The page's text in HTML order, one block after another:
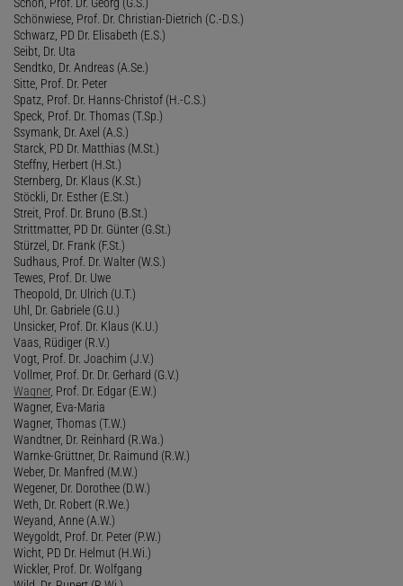
Schönwiese, Prof. Dr. Christian-Dietrich (C.-D.S.)
Schwarz, PD Dr. Elisabeth (E.S.)
Seibt, Dr. Uta
Sendtko, Dr. Andreas (A.Se.)
Sitte, Prof. Dr. Peter
Spatz, Prof. Dr. Hanns-Christof (H.-C.S.)
Speck, Prof. Dr. Thomas (T.Sp.)
Ssymank, Dr. Axel (A.S.)
Starck, PD Dr. Matthias (M.St.)
Steffny, Herbert (H.St.)
Sternberg, Dr. Klaus (K.St.)
Stöckli, Dr. Esther (E.St.)
Streit, Prof. Dr. Bruno (B.St.)
Strittmatter, PD Dr. Günter (G.St.)
Stürzel, Dr. Frank (F.St.)
Sudhaus, Prof. Dr. Walter (W.S.)
Tewes, Prof. Dr. Uwe
Theopold, Dr. Ulrich (U.T.)
Uhl, Dr. Gabriele (G.U.)
Unsicker, Prof. Dr. Klaus (K.U.)
Vaas, Rüdiger (R.V.)
Vogt, Prof. Dr. Joachim (J.V.)
Vollmer, Prof. Dr. Dr. Gerhard (G.V.)
Wagner, Prof. Dr. Edgar (E.W.)
Wagner, Eva-Maria
Wagner, Thomas (T.W.)
Wandtner, Dr. Reinhard (R.Wa.)
Warnke-Grüttner, Dr. Raimund (R.W.)
Weber, Dr. Manfred (M.W.)
Wegener, Dr. Dorothee (D.W.)
Weth, Dr. Robert (R.We.)
Weyand, Anne (A.W.)
Weygoldt, Prof. Dr. Peter (P.W.)
Wicht, PD Dr. Helmut (H.Wi.)
Wickler, Prof. Dr. Wolfgang